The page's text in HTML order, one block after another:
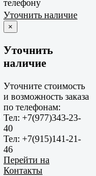
телефону
Уточнить наличие
×
Уточнить
наличие
Уточните стоимость
и возможность заказа
по телефонам:
Тел: +7(977)343-23-
40
Тел: +7(915)141-21-
46
Перейти на
Контакты